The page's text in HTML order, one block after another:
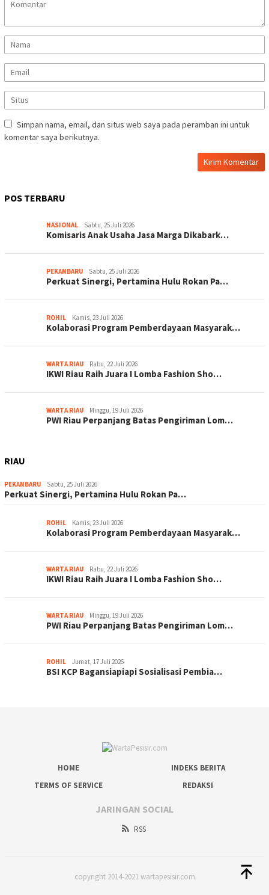
Simpan nama, email, dan situs web saya pada peramban ini untuk
komentar saya berikutnya.
POS TERBARU
NASIONAL Sabtu, 25 Juli 2026
Komisaris Anak Usaha Jasa Marga Dikabark…
PEKANBARU Sabtu, 25 Juli 2026
Perkuat Sinergi, Pertamina Hulu Rokan Pa…
ROHIL Kamis, 23 Juli 2026
Kolaborasi Program Pemberdayaan Masyarak…
WARTA RIAU Rabu, 22 Juli 2026
IKWI Riau Raih Juara I Lomba Fashion Sho…
WARTA RIAU Minggu, 19 Juli 2026
PWI Riau Perpanjang Batas Pengiriman Lom…
RIAU
PEKANBARU Sabtu, 25 Juli 2026
Perkuat Sinergi, Pertamina Hulu Rokan Pa…
ROHIL Kamis, 23 Juli 2026
Kolaborasi Program Pemberdayaan Masyarak…
WARTA RIAU Rabu, 22 Juli 2026
IKWI Riau Raih Juara I Lomba Fashion Sho…
WARTA RIAU Minggu, 19 Juli 2026
PWI Riau Perpanjang Batas Pengiriman Lom…
ROHIL Jumat, 17 Juli 2026
BSI KCP Bagansiapiapi Sosialisasi Pembia…
HOME
INDEKS BERITA
TERMS OF SERVICE
REDAKSI
JARINGAN SOCIAL
RSS
copyright 2014-2021 wartapesisir.com